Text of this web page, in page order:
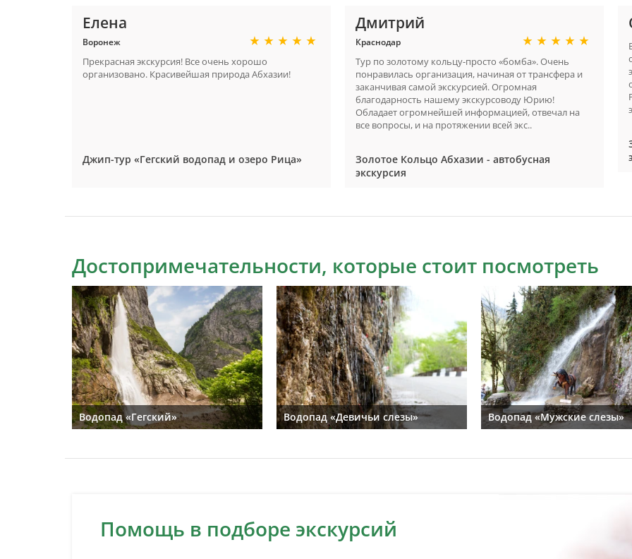
Елена
Воронеж
Прекрасная экскурсия! Все очень хорошо
организовано. Красивейшая природа Абхазии!
Джип-тур «Гегский водопад и озеро Рица»
Дмитрий
Краснодар
Тур по золотому кольцу-просто «бомба». Очень
понравилась организация, начиная от трансфера и
заканчивая самой экскурсией. Огромная
благодарность нашему экскурсоводу Юрию!
Обладает огромнейшей информацией, отвечал на
все вопросы, и на протяжении всей экс..
Золотое Кольцо Абхазии - автобусная
экскурсия
Достопримечательности, которые стоит посмотреть
Водопад «Гегский» Водопад «Девичьи слезы» Водопад «Мужские слезы»
Помощь в подборе экскурсий